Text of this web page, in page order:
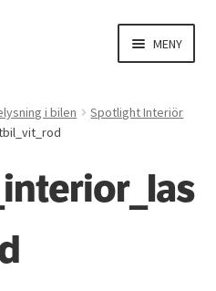
MENY
i bilen
Spotlight Interiör